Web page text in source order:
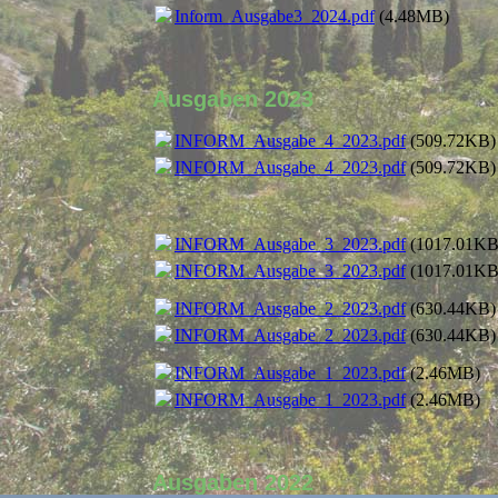
Inform_Ausgabe3_2024.pdf(4.48MB)
Ausgaben 2023
INFORM_Ausgabe_4_2023.pdf(509.72KB)
INFORM_Ausgabe_4_2023.pdf(509.72KB)
INFORM_Ausgabe_3_2023.pdf
INFORM_Ausgabe_3_2023.pdf
INFORM_Ausgabe_2_2023.pdf(630.44KB)
INFORM_Ausgabe_2_2023.pdf(630.44KB)
INFORM_Ausgabe_1_2023.pdf(2.46MB)
INFORM_Ausgabe_1_2023.pdf(2.46MB)
Ausgaben 2022